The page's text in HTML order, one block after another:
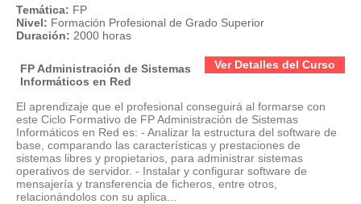
Temática: FP
Nivel: Formación Profesional de Grado Superior
Duración: 2000 horas
Ver Detalles del Curso
FP Administración de Sistemas
Informáticos en Red
El aprendizaje que el profesional conseguirá al formarse con
este Ciclo Formativo de FP Administración de Sistemas
Informáticos en Red es: - Analizar la estructura del software de
base, comparando las características y prestaciones de
sistemas libres y propietarios, para administrar sistemas
operativos de servidor. - Instalar y configurar software de
mensajería y transferencia de ficheros, entre otros,
relacionándolos con su aplica...